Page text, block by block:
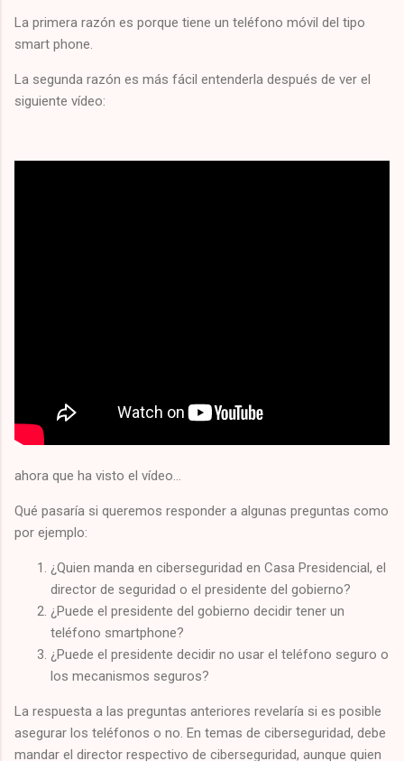
La primera razón es porque tiene un teléfono móvil del tipo
smart phone.
La segunda razón es más fácil entenderla después de ver el
siguiente vídeo:
ahora que ha visto el vídeo...
Qué pasaría si queremos responder a algunas preguntas como
por ejemplo:
¿Quien manda en ciberseguridad en Casa Presidencial, el
director de seguridad o el presidente del gobierno?
¿Puede el presidente del gobierno decidir tener un
teléfono smartphone?
¿Puede el presidente decidir no usar el teléfono seguro o
los mecanismos seguros?
La respuesta a las preguntas anteriores revelaría si es posible
asegurar los teléfonos o no. En temas de ciberseguridad, debe
mandar el director respectivo de ciberseguridad, aunque quien